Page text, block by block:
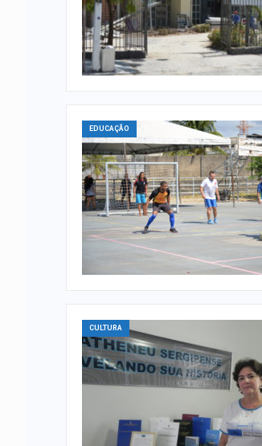
EDUCAÇÃO
CULTURA